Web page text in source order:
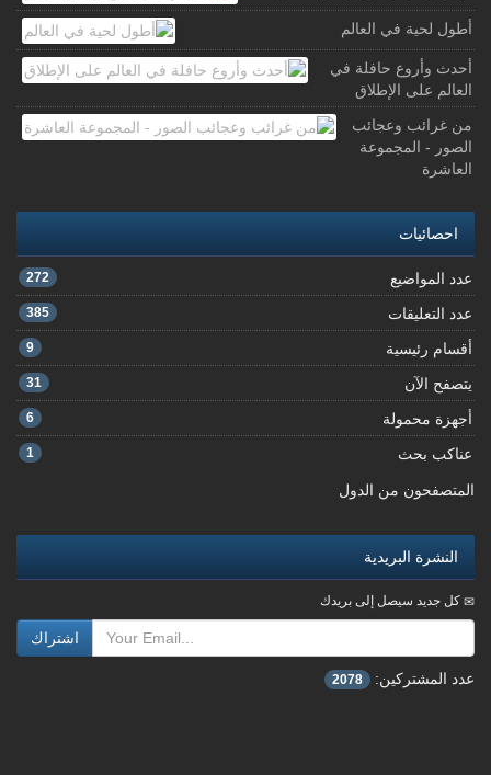
أطول لحية في العالم
أحدث وأروع حافلة في
العالم على الإطلاق
من غرائب وعجائب
الصور - المجموعة
العاشرة
احصائيات
عدد المواضيع 272
عدد التعليقات 385
أقسام رئيسية 9
يتصفح الآن 31
أجهزة محمولة 6
عناكب بحث 1
المتصفحون من الدول
النشرة البريدية
كل جديد سيصل إلى بريدك
اشتراك
عدد المشتركين: 2078